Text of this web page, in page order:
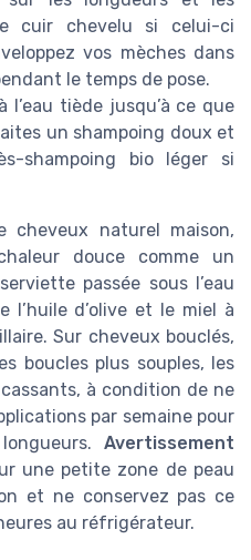
cuir chevelu si celui-ci
vos mèches dans
le temps de pose.
l’eau tiède jusqu’à ce que
un shampoing doux et
shampoing bio léger si
cheveux naturel maison,
douce comme un
passée sous l’eau
l’huile d’olive et le miel à
Sur cheveux bouclés,
boucles plus souples, les
à condition de ne
par semaine pour
Avertissement
une petite zone de peau
et ne conservez pas ce
au réfrigérateur.